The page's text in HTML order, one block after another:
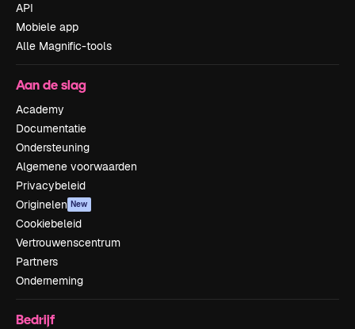
API
Mobiele app
Alle Magnific-tools
Aan de slag
Academy
Documentatie
Ondersteuning
Algemene voorwaarden
Privacybeleid
Originelen New
Cookiebeleid
Vertrouwenscentrum
Partners
Onderneming
Bedrijf